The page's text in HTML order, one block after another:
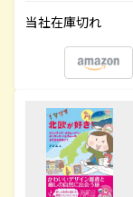
当社在庫切れ